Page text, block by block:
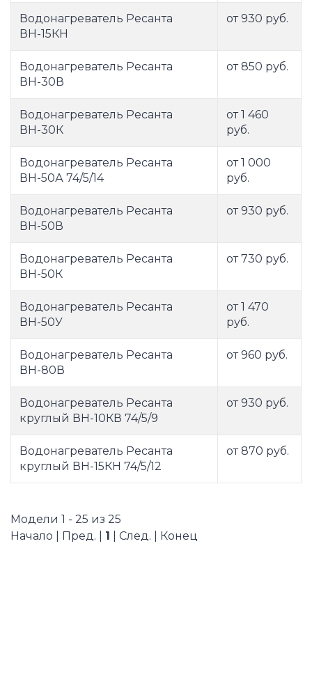
Водонагреватель Ресанта
ВН-15КН
от 930 руб.
Водонагреватель Ресанта
ВН-30В
от 850 руб.
Водонагреватель Ресанта
ВН-30К
от 1 460
руб.
Водонагреватель Ресанта
ВН-50А 74/5/14
от 1 000
руб.
Водонагреватель Ресанта
ВН-50В
от 930 руб.
Водонагреватель Ресанта
ВН-50К
от 730 руб.
Водонагреватель Ресанта
ВН-50У
от 1 470
руб.
Водонагреватель Ресанта
ВН-80В
от 960 руб.
Водонагреватель Ресанта
круглый ВН-10КВ 74/5/9
от 930 руб.
Водонагреватель Ресанта
круглый ВН-15КН 74/5/12
от 870 руб.
Модели 1 - 25 из 25
Начало | Пред. | 1 | След. | Конец